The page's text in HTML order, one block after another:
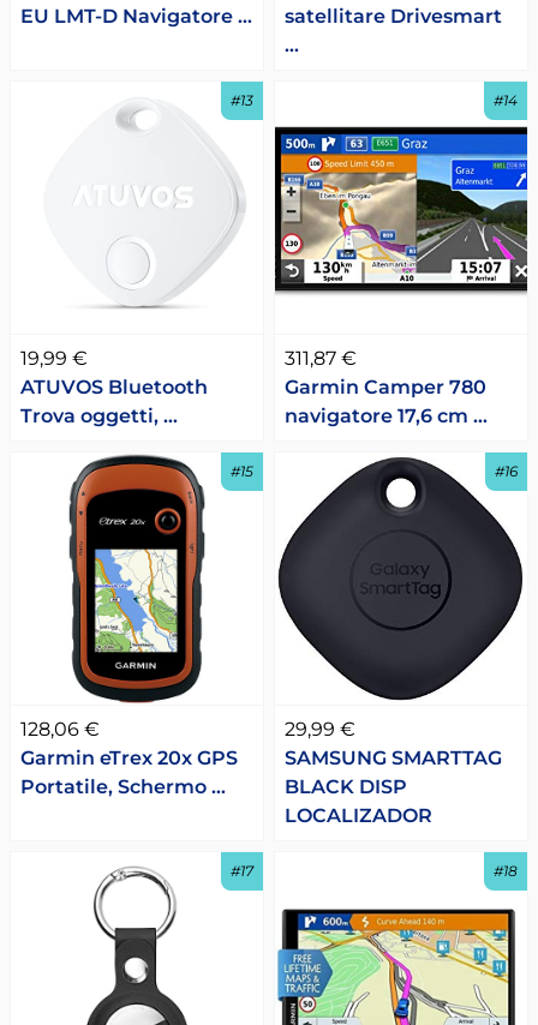
EU LMT-D Navigatore …
satellitare Drivesmart
…
#13
19,99 €
ATUVOS Bluetooth
Trova oggetti, …
#14
311,87 €
Garmin Camper 780
navigatore 17,6 cm …
#15
128,06 €
Garmin eTrex 20x GPS
Portatile, Schermo …
#16
29,99 €
SAMSUNG SMARTTAG
BLACK DISP
LOCALIZADOR
#17 #18